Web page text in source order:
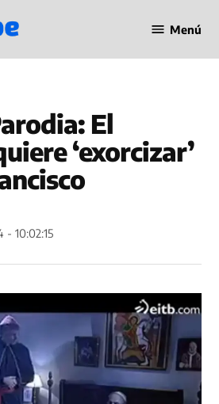
en Línea
Menú
El
‘exorcizar’
- 10:02:15